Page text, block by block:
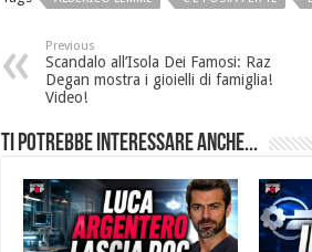
Previous
Scandalo all’Isola Dei Famosi: Raz
Degan mostra i gioielli di famiglia!
Video!
Ti potrebbe interessare anche...